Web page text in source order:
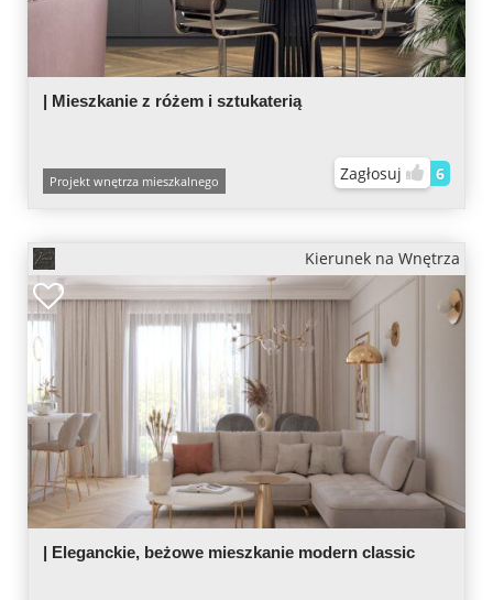
| Mieszkanie z różem i sztukaterią
Projekt wnętrza mieszkalnego Zagłosuj 6
Kierunek na Wnętrza
| Eleganckie, beżowe mieszkanie modern classic